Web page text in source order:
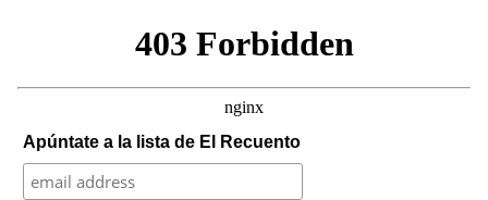
Apúntate a la lista de El Recuento